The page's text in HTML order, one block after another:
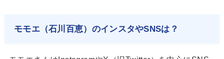
モモエ（石川百恵）のインスタやSNSは？